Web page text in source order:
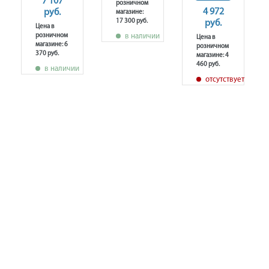
руб.
Цена в
розничном
магазине: 6
370 руб.
в наличии
розничном
магазине:
17 300 руб.
в наличии
4 972
руб.
Цена в
розничном
магазине: 4
460 руб.
отсутствует